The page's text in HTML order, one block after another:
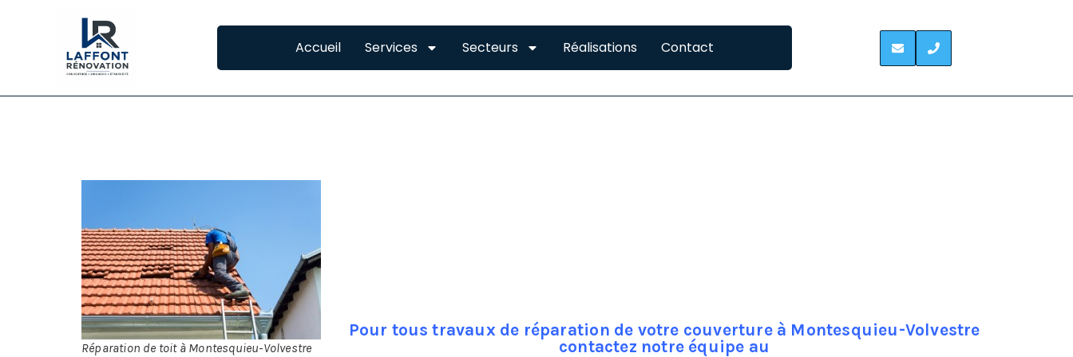
Accueil Services Secteurs Réalisations Contact
Réparation de toit à Montesquieu-Volvestre
Pour tous travaux de réparation de votre couverture à Montesquieu-Volvestre
contactez notre équipe au